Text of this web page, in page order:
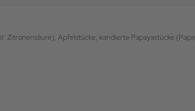
Zitronensäure), Apfelstücke, kandierte Papayastücke